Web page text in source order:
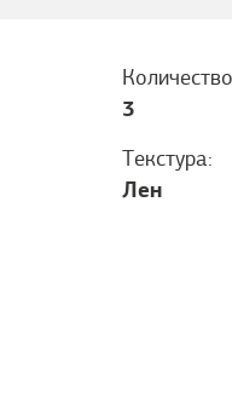
3
Текстура:
Лен